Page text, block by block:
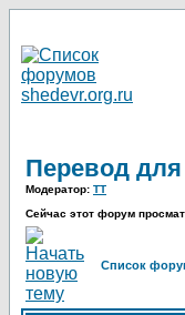
Перевод для
Модератор: TT
Сейчас этот форум
Список